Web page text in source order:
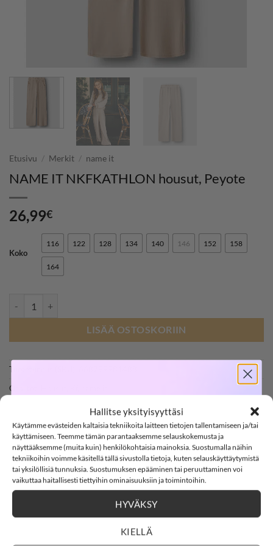
Hallitse yksityisyyttäsi
Käytämme evästeiden kaltaisia tekniikoita laitteen tietojen tallentamiseen ja/tai
käyttämiseen. Teemme tämän parantaaksemme selauskokemusta ja
näyttääksemme (muita kuin) henkilökohtaisia mainoksia. Suostumalla näihin
tekniikoihin voimme käsitellä tällä sivustolla tietoja, kuten selauskäyttäytymistä
tai yksilöllisiä tunnuksia. Suostumuksen epääminen tai peruuttaminen voi
vaikuttaa haitallisesti tiettyihin ominaisuuksiin ja toimintoihin.
HYVÄKSY
KIELLÄ
Etusivu / Merkit / name it
NAME IT NKFKATHLON housut, Peyote
26,99€
Koko
116 122 128 134 140 146 152 158
164
LISÄÄ OSTOSKORIIN
Tuotetunnus (SKU):
Osastot:
Name It
LISÄTIEDOT
SOFTSHELL
-15%
15% ALENNUS KOODILLA:SOFTSHELL15
Countdown ends in:
0315::58
58:15